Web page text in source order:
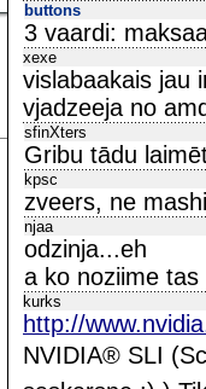
buttons
3 vaardi:
xexe
vislabaakais jau
vjadzeeja no
sfinXters
Gribu tādu
kpsc
zveers, ne
njaa
odzinja...eh
a ko noziime
kurks
http://
NVIDIA® SLI